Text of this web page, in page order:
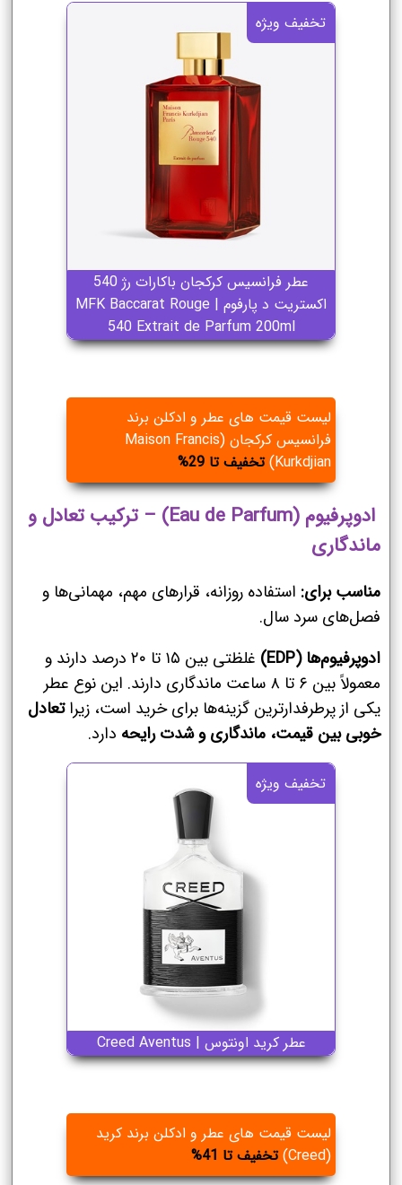
تخفیف ویژه
عطر فرانسیس کرکجان باکارات رژ 540
اکستریت د پارفوم | MFK Baccarat Rouge
540 Extrait de Parfum 200ml
لیست قیمت های عطر و ادکلن برند
فرانسیس کرکجان (Maison Francis
Kurkdjian) تخفیف تا 29%
ادوپرفیوم (Eau de Parfum) – ترکیب تعادل و
ماندگاری
مناسب برای: استفاده روزانه، قرارهای مهم، مهمانی‌ها و
فصل‌های سرد سال.
ادوپرفیوم‌ها (EDP)
غلظتی بین ۱۵ تا ۲۰ درصد دارند و
معمولاً بین ۶ تا ۸ ساعت ماندگاری دارند. این نوع عطر
یکی از پرطرفدارترین گزینه‌ها برای خرید است، زیراتعادل
خوبی بین قیمت، ماندگاری و شدت رایحه دارد.
تخفیف ویژه
عطر کرید اونتوس | Creed Aventus
لیست قیمت های عطر و ادکلن برند کرید
(Creed)
تخفیف تا 41%